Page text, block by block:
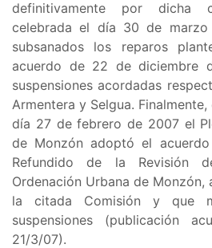
definitivamente por dicha
celebrada el día 30 de
subsanados los reparos
acuerdo de 22 de diciembre
suspensiones acordadas
Armentera y Selgua.
día 27 de febrero de 2007 el
de Monzón adoptó el
Refundido de la Revisión
Ordenación Urbana de Monzón,
la citada Comisión y que
suspensiones (publicación
21/3/07).